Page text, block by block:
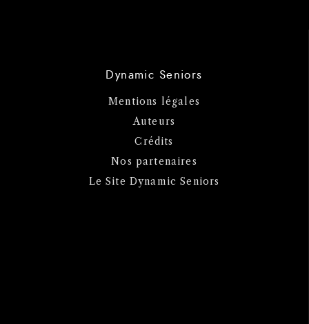
Dynamic Seniors
Mentions légales
Auteurs
Crédits
Nos partenaires
Le Site Dynamic Seniors